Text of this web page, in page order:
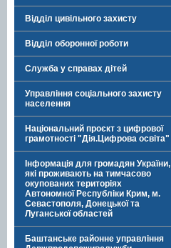
Відділ цивільного захисту
Відділ оборонної роботи
Служба у справах дітей
Управління соціального захисту
населення
Національний проєкт з цифрової
грамотності "Дія.Цифрова освіта"
Інформація для громадян України,
які проживають на тимчасово
окупованих територіях
Автономної Республіки Крим, м.
Севастополя, Донецької та
Луганської областей
Баштанське районне управління